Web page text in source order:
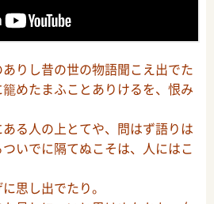
りし昔の世の物語聞こえ出でた
めたまふことありけるを、恨み
る人の上とてや、問はず語りは
いでに隔てぬこそは、人にはこ
思し出でたり。